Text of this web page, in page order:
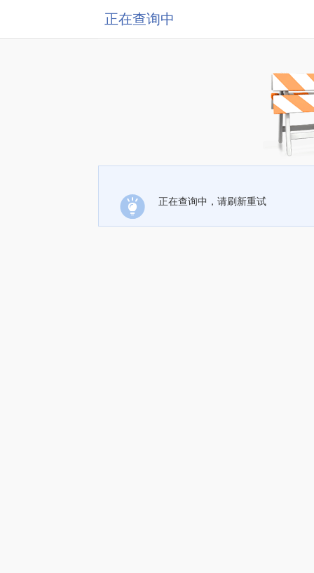
正在查询中
正在查询中，请刷新重试